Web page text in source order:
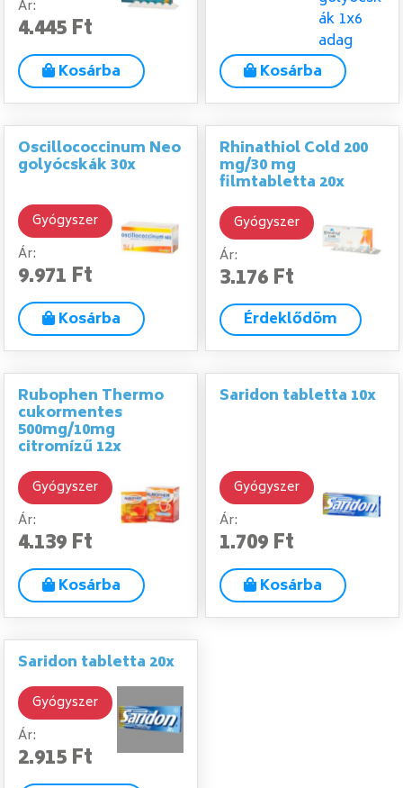
Ár:
4.445 Ft
Kosárba Kosárba
Oscillococcinum Neo
golyócskák 30x
Gyógyszer
Ár:
9.971 Ft
Kosárba
Rhinathiol Cold 200
mg/30 mg
filmtabletta 20x
Gyógyszer
Ár:
3.176 Ft
Érdeklődöm
Rubophen Thermo
cukormentes
500mg/10mg
citromízű 12x
Gyógyszer
Ár:
4.139 Ft
Kosárba
Saridon tabletta 10x
Gyógyszer
Ár:
1.709 Ft
Kosárba
Saridon tabletta 20x
Gyógyszer
Ár:
2.915 Ft